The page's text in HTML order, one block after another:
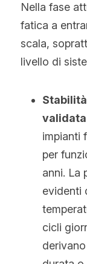
Nella fase
fatica a
scala,
livello di
impianti
per
anni. La
evidenti
cicli